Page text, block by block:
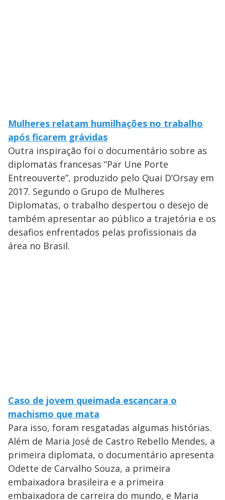
Mulheres relatam humilhações no trabalho
após ficarem grávidas
Outra inspiração foi o documentário sobre as
diplomatas francesas “Par Une Porte
Entreouverte”, produzido pelo Quai D’Orsay em
2017. Segundo o Grupo de Mulheres
Diplomatas, o trabalho despertou o desejo de
também apresentar ao público a trajetória e os
desafios enfrentados pelas profissionais da
área no Brasil.
Caso de jovem queimada escancara o
machismo que mata
Para isso, foram resgatadas algumas histórias.
Além de Maria José de Castro Rebello Mendes, a
primeira diplomata, o documentário apresenta
Odette de Carvalho Souza, a primeira
embaixadora brasileira e a primeira
embaixadora de carreira do mundo, e Maria